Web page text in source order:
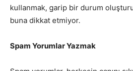
kullanmak, garip bir durum
buna dikkat etmiyor.
Spam Yorumlar Yazmak